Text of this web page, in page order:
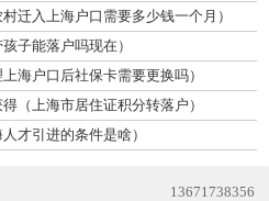
迁入上海户口需要多少钱一个月）
子能落户吗现在）
海户口后社保卡需要更换吗）
（上海市居住证积分转落户）
才引进的条件是啥）
13671738356